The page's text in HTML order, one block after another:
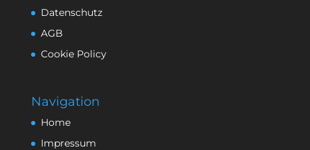
Datenschutz
AGB
Cookie Policy
Navigation
Home
Impressum